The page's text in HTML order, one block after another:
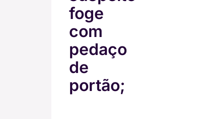
foge
com
pedaço
de
portão;